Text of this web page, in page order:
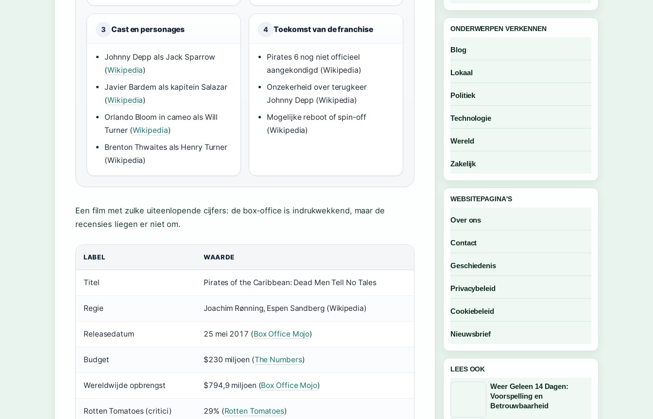
3 Cast en personages
Johnny Depp als Jack Sparrow
(Wikipedia)
Javier Bardem als kapitein Salazar
(Wikipedia)
Orlando Bloom in cameo als Will
Turner (Wikipedia)
Brenton Thwaites als Henry Turner
(Wikipedia)
4 Toekomst van de franchise
Pirates 6 nog niet officieel
aangekondigd (Wikipedia)
Onzekerheid over terugkeer
Johnny Depp (Wikipedia)
Mogelijke reboot of spin-off
(Wikipedia)
Een film met zulke uiteenlopende cijfers: de box‑office is indrukwekkend, maar de
recensies liegen er niet om.
LABEL WAARDE
Titel Pirates of the Caribbean: Dead Men Tell No Tales
Regie Joachim Rønning, Espen Sandberg (Wikipedia)
Releasedatum 25 mei 2017 (Box Office Mojo)
Budget $230 miljoen (The Numbers)
Wereldwijde opbrengst $794,9 miljoen (Box Office Mojo)
Rotten Tomatoes (critici) 29% (Rotten Tomatoes)
ONDERWERPEN VERKENNEN
Blog
Lokaal
Politiek
Technologie
Wereld
Zakelijk
WEBSITEPAGINA'S
Over ons
Contact
Geschiedenis
Privacybeleid
Cookiebeleid
Nieuwsbrief
LEES OOK
Weer Geleen 14 Dagen:
Voorspelling en
Betrouwbaarheid